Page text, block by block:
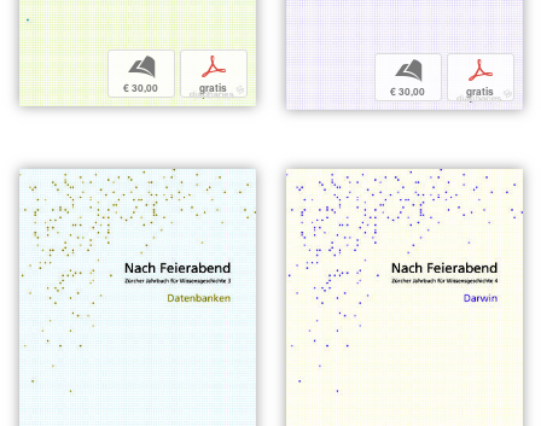
b
€ 30,00
p
gratis
b
€ 30,00
p
gratis